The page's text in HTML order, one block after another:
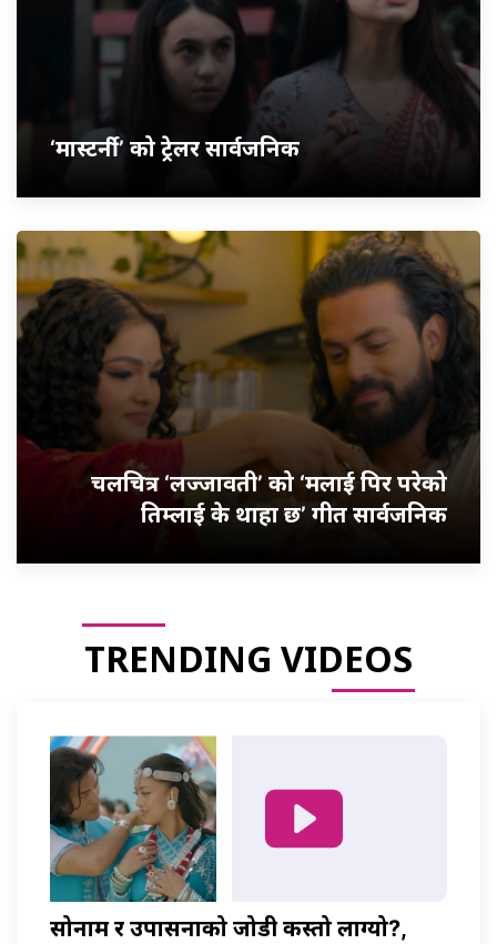
‘मास्टर्नी’ को ट्रेलर सार्वजनिक
चलचित्र ‘लज्जावती’ को ‘मलाई पिर परेको
तिम्लाई के थाहा छ’ गीत सार्वजनिक
TRENDING VIDEOS
सोनाम र उपासनाको जोडी कस्तो लाग्यो?,